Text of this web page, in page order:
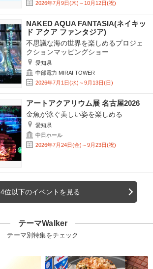
2026年7月9日(木)～10月12日(祝)
NAKED AQUA FANTASIA(ネイキッ
ド アクア ファンタジア)
不思議な海の世界を楽しめるプロジェ
クションマッピングショー
愛知県
中部電力 MIRAI TOWER
2026年7月1日(水)～9月13日(日)
アートアクアリウム展 名古屋2026
金魚が泳ぐ美しい姿を楽しめる
愛知県
中日ホール
2026年7月24日(金)～9月23日(祝)
4位以下のイベントを見る
テーマWalker
テーマ別特集をチェック